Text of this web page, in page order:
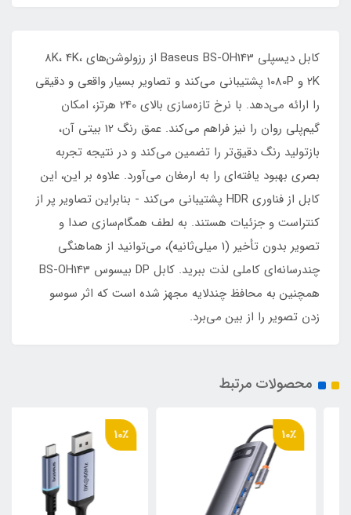
کابل دیسپلی Baseus BS-OH143 از رزولوشن‌های 8K، 4K،
2K و 1080P پشتیبانی می‌کند و تصاویر بسیار واقعی و دقیقی
را ارائه می‌دهد. با نرخ تازه‌سازی بالای 240 هرتز، امکان
گیم‌پلی روان را نیز فراهم می‌کند. عمق رنگ 12 بیتی آن،
بازتولید رنگ دقیق‌تر را تضمین می‌کند و در نتیجه تجربه
بصری بهبود یافته‌ای را به ارمغان می‌آورد. علاوه بر این، این
کابل از فناوری HDR پشتیبانی می‌کند - بنابراین تصاویر پر از
کنتراست و جزئیات هستند. به لطف همگام‌سازی صدا و
تصویر بدون تأخیر (1 میلی‌ثانیه)، می‌توانید از هماهنگی
چندرسانه‌ای کاملی لذت ببرید. کابل DP بیسوس BS-OH143
همچنین به محافظ چندلایه مجهز شده است که اثر سوسو
زدن تصویر را از بین می‌برد.
محصولات مرتبط
10٪ 10٪